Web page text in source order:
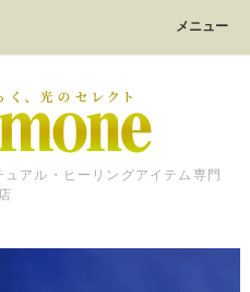
メニュー
アル・ヒーリングアイテム専門
店